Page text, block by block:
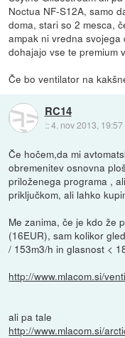
Noctua NF-S12A, samo
doma, stari so 2 mesca,
ampak ni vredna
dohajajo vse te premium
Če bo ventilator na
RC14
::4. nov 2013, 19:57
Če hočem,da mi
obremenitev osnovna
priloženega programa ,
priključkom, ali lahko
Me zanima, če je kdo že
(16EUR), sam kolikor
/ 153m3/h in glasnost <
http://www.mlacom.si/
ali pa tale
http://www.mlacom.si/